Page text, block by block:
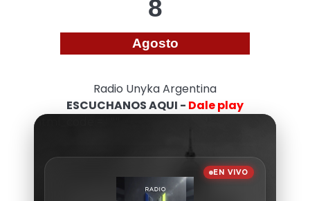
8
Agosto
Radio Unyka Argentina
ESCUCHANOS AQUI - Dale play